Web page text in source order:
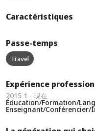
Caractéristiques
Passe-temps
Travel
Expérience
2015 1 - 現在
Éducation/Formation/
Enseignant/Conférencier/